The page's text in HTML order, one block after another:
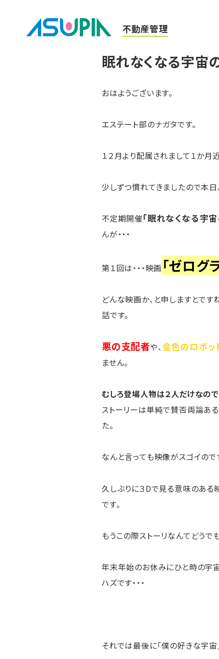
不動産管理
眠れなくなる宇宙
おはようございます。
エステート部のナガタです。
１２月より配属されまして１か月
少しずつ慣れてきましたので本
不定期開催「眠れなくなる宇
んが・・・
第１回は・・・映画 「ゼログ
どんな映画か、と申しますとで
話です。
悪の支配者や、金色のロボッ
ません。
むしろ登場人物は２人だけなの
ストーリーは単純で賛否両論あ
た。
なんと言っても映像がスゴイの
久しぶりに３Dで見る意味のあ
です。
もうこの際ストーリなんてどうで
年末年始のお休みにひと時の宇
ハズです・・・
それでは最後に「僕の好きな宇宙